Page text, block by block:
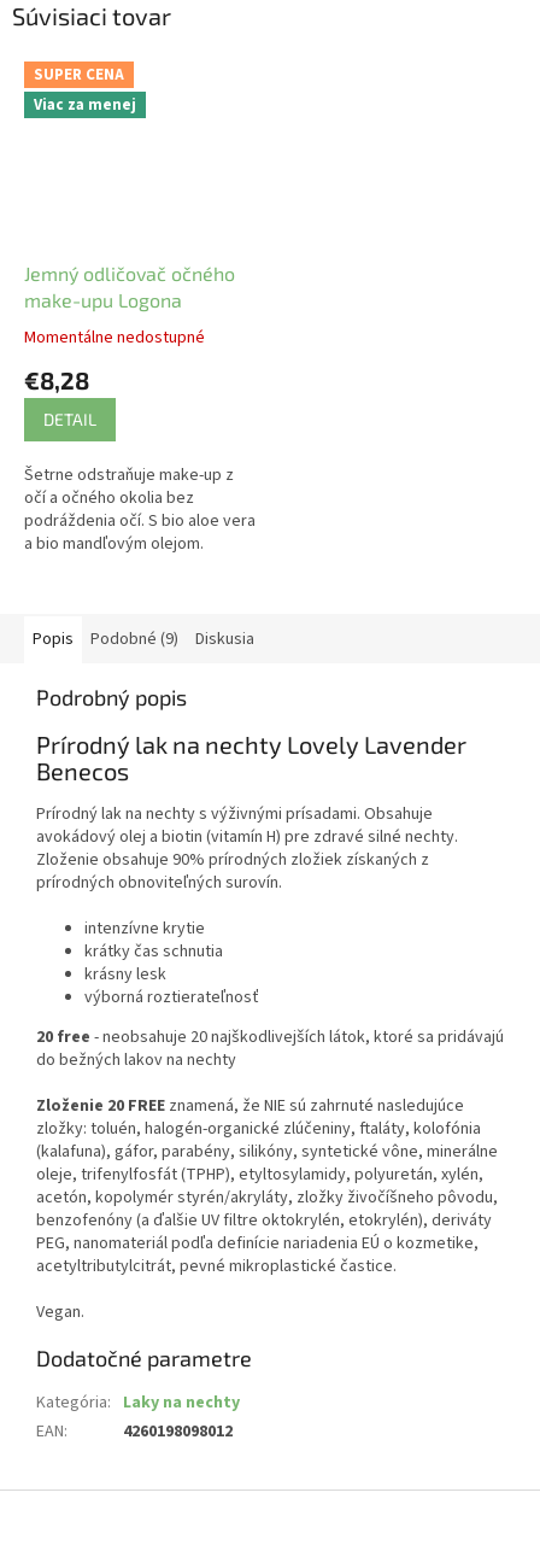
Súvisiaci tovar
SUPER CENA
Viac za menej
Jemný odličovač očného
make-upu Logona
Momentálne nedostupné
€8,28
DETAIL
Šetrne odstraňuje make-up z
očí a očného okolia bez
podráždenia očí. S bio aloe vera
a bio mandľovým olejom.
Popis Podobné (9) Diskusia
Podrobný popis
Prírodný lak na nechty Lovely Lavender
Benecos
Prírodný lak na nechty s výživnými prísadami. Obsahuje
avokádový olej a biotin (vitamín H) pre zdravé silné nechty.
Zloženie obsahuje 90% prírodných zložiek získaných z
prírodných obnoviteľných surovín.
intenzívne krytie
krátky čas schnutia
krásny lesk
výborná roztierateľnosť
20 free - neobsahuje 20 najškodlivejších látok, ktoré sa pridávajú
do bežných lakov na nechty
Zloženie 20 FREE znamená, že NIE sú zahrnuté nasledujúce
zložky: toluén, halogén-organické zlúčeniny, ftaláty, kolofónia
(kalafuna), gáfor, parabény, silikóny, syntetické vône, minerálne
oleje, trifenylfosfát (TPHP), etyltosylamidy, polyuretán, xylén,
acetón, kopolymér styrén/akryláty, zložky živočíšneho pôvodu,
benzofenóny (a ďalšie UV filtre oktokrylén, etokrylén), deriváty
PEG, nanomateriál podľa definície nariadenia EÚ o kozmetike,
acetyltributylcitrát, pevné mikroplastické častice.
Vegan.
Dodatočné parametre
Kategória: Laky na nechty
EAN: 4260198098012